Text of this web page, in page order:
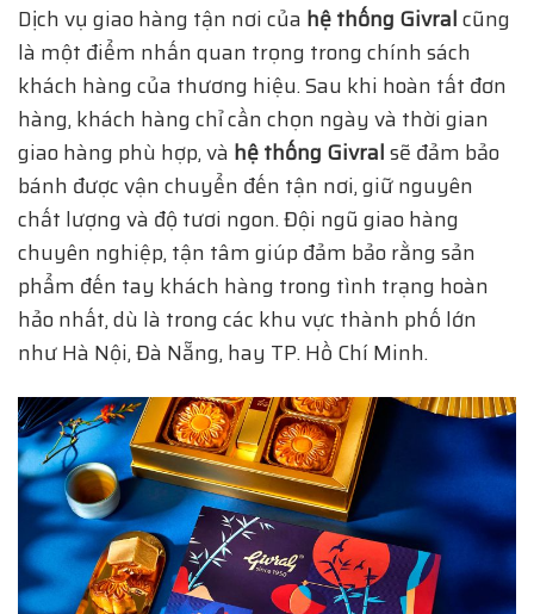
Dịch vụ giao hàng tận nơi của hệ thống Givralcũng
là một điểm nhấn quan trọng trong chính sách
khách hàng của thương hiệu. Sau khi hoàn tất đơn
hàng, khách hàng chỉ cần chọn ngày và thời gian
giao hàng phù hợp, và hệ thống Givralsẽ đảm bảo
bánh được vận chuyển đến tận nơi, giữ nguyên
chất lượng và độ tươi ngon. Đội ngũ giao hàng
chuyên nghiệp, tận tâm giúp đảm bảo rằng sản
phẩm đến tay khách hàng trong tình trạng hoàn
hảo nhất, dù là trong các khu vực thành phố lớn
như Hà Nội, Đà Nẵng, hay TP. Hồ Chí Minh.